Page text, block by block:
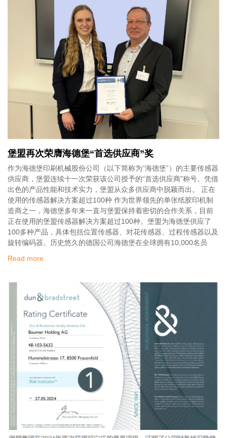
堡盟再次荣膺海德堡“首选供应商”奖
作为海德堡印刷机械股份公司（以下简称为“海德堡”）的主要传感器
供应商，堡盟连续十一次荣获该公司授予的“首选供应商”称号。凭借
出色的产品性能和技术实力，堡盟从众多供应商中脱颖而出。 正在
使用的传感器解决方案超过100种 作为世界领先的单张纸胶印机制
造商之一，海德堡多年来一直与堡盟保持着密切的合作关系，目前
正在使用的堡盟传感器解决方案超过100种。堡盟为海德堡供应了
100多种产品，具体包括位置传感器、对花传感器、过程传感器以及
旋转编码器。历史悠久的德国公司海德堡在全球拥有10,000名员
Read more